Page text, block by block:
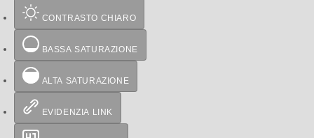
CONTRASTO CHIARO
BASSA SATURAZIONE
ALTA SATURAZIONE
EVIDENZIA LINK